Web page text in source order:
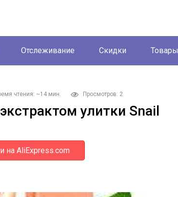
Отслеживание Скидки Товары
чтения: ~14 мин. Просмотров: 2
улитки Snail
на AliExpress.com